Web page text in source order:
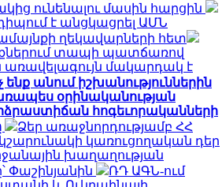
ունենալու մասին հարցին
է անցկացրել ԱՄՆ
ղեկավարների հետ
տապի պատճառով
մակարդակ է
ենք անում իշխանություններին
օրինականության
հոգեւորականների
Ձեր առաջնորդությամբ ՀՀ
կառուցողական դեր
խաղաղության
Փաշինյանին
ՌԴ ԱԳՆ-ում